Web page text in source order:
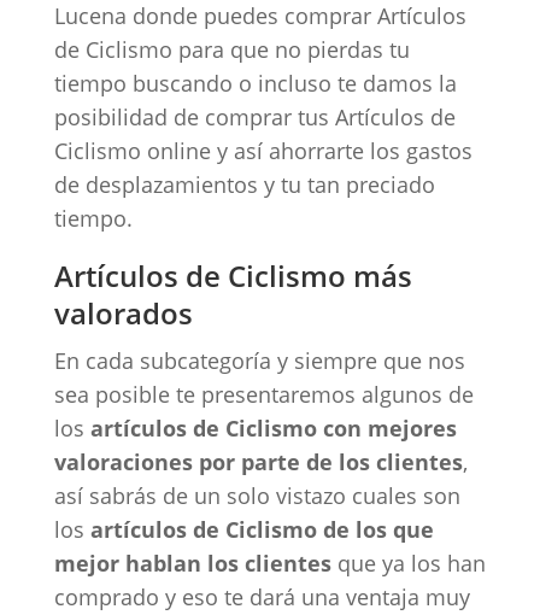
Lucena donde puedes comprar Artículos
de Ciclismo para que no pierdas tu
tiempo buscando o incluso te damos la
posibilidad de comprar tus Artículos de
Ciclismo online y así ahorrarte los gastos
de desplazamientos y tu tan preciado
tiempo.
Artículos de Ciclismo más
valorados
En cada subcategoría y siempre que nos
sea posible te presentaremos algunos de
los artículos de Ciclismo con mejores
valoraciones por parte de los clientes,
así sabrás de un solo vistazo cuales son
los artículos de Ciclismo de los que
mejor hablan los clientesque ya los han
comprado y eso te dará una ventaja muy